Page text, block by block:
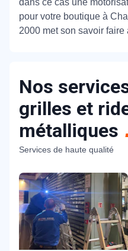
dans ce cas une
pour votre boutique à
2000 met son savoir faire
Nos
grilles et
métalliques
Services de haute qualité